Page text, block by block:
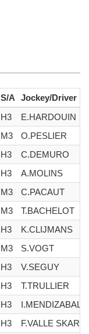
S/A
Jockey/Driver
H3
E.HARDOUIN
M3
O.PESLIER
H3
C.DEMURO
H3
A.MOLINS
M3
C.PACAUT
M3
T.BACHELOT
H3
K.CLIJMANS
M3
S.VOGT
H3
V.SEGUY
H3
T.TRULLIER
H3
I.MENDIZABAL
H3 F.VALLE SKAR